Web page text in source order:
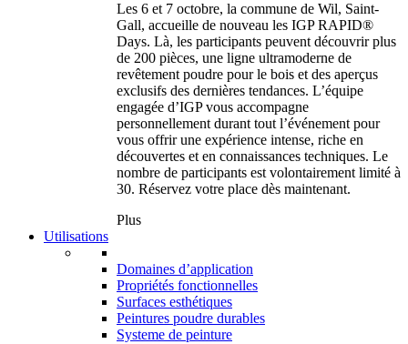
Les 6 et 7 octobre, la commune de Wil, Saint-
Gall, accueille de nouveau les IGP RAPID®
Days. Là, les participants peuvent découvrir plus
de 200 pièces, une ligne ultramoderne de
revêtement poudre pour le bois et des aperçus
exclusifs des dernières tendances. L’équipe
engagée d’IGP vous accompagne
personnellement durant tout l’événement pour
vous offrir une expérience intense, riche en
découvertes et en connaissances techniques. Le
nombre de participants est volontairement limité à
30. Réservez votre place dès maintenant.
Plus
Utilisations
Domaines d’application
Propriétés fonctionnelles
Surfaces esthétiques
Peintures poudre durables
Systeme de peinture